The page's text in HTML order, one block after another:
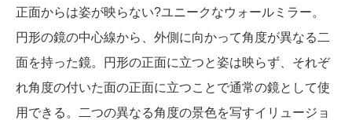
正面からは姿が映らない?ユニークなウォールミラー。
円形の鏡の中心線から、外側に向かって角度が異なる二
面を持った鏡。円形の正面に立つと姿は映らず、それぞ
れ角度の付いた面の正面に立つことで通常の鏡として使
用できる。二つの異なる角度の景色を写すイリュージョ